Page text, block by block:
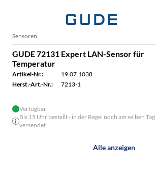
Sensoren
GUDE 72131 Expert LAN-Sensor für
Temperatur
Artikel-Nr.:
19.07.1038
Herst.-Art.-Nr.:
7213-1
Verfügbar
Bis 15 Uhr bestellt - in der Regel noch am selben Tag
versendet
Alle anzeigen